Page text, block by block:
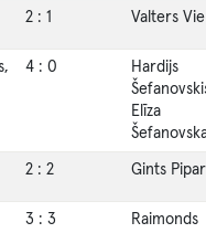
2 :1 Valters
4 :0
Hardijs
Elīza
2 :2 Gints
3 :3
Raimonds